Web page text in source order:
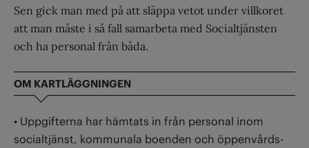
Sen gick man med på att släppa vetot under villkoret
att man måste i så fall samarbeta med Socialtjänsten
och ha personal från båda.
OM KARTLÄGGNINGEN
• Uppgifterna har hämtats in från personal inom
socialtjänst, kommunala boenden och öppenvårds­